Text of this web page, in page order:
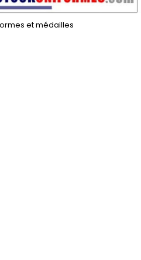
et médailles